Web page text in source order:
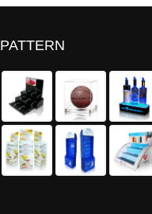
PATTERN